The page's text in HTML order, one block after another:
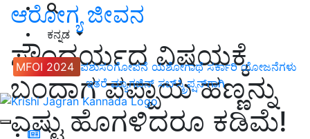
ಕನ್ನಡ
MFOI 2024 ಪಶುಸಂಗೋಪನೆ ಯಶೋಗಾಥೆ ಸರ್ಕಾರಿ ಯೋಜನೆಗಳು
ಇತರೆ ಮ್ಯಾಗಜಿನ್‌ ಸಬ್‌ಸ್ಕ್ರಿಪ್ಷನ್‌ಗಾಗಿ
ಆರೋಗ್ಯ ಜೀವನ
ಸೌಂದರ್ಯದ ವಿಷಯಕ್ಕೆ
ಬಂದಾಗ ಪಪ್ಪಾಯ ಹಣ್ಣನ್ನು
ಎಷ್ಟು ಹೊಗಳಿದರೂ ಕಡಿಮೆ!